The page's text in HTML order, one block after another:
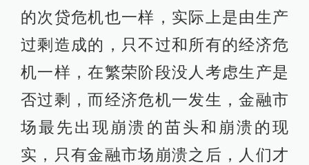
的次贷危机也一样，实际上是由生产
过剩造成的，只不过和所有的经济危
机一样，在繁荣阶段没人考虑生产是
否过剩，而经济危机一发生，金融市
场最先出现崩溃的苗头和崩溃的现
实，只有金融市场崩溃之后，人们才